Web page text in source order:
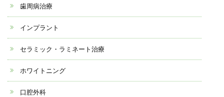
歯周病治療
インプラント
セラミック・ラミネート治療
ホワイトニング
口腔外科